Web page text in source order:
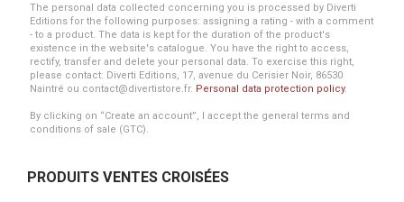
The personal data collected concerning you is processed by Diverti
Editions for the following purposes: assigning a rating - with a comment
- to a product. The data is kept for the duration of the product's
existence in the website's catalogue. You have the right to access,
rectify, transfer and delete your personal data. To exercise this right,
please contact: Diverti Editions, 17, avenue du Cerisier Noir, 86530
Naintré ou contact@divertistore.fr. Personal data protection policy.
By clicking on “Create an account”, I accept the general terms and
conditions of sale (GTC).
PRODUITS VENTES CROISÉES